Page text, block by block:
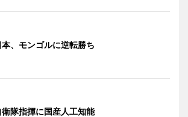
本、モンゴルに逆転勝ち
衛隊指揮に国産人工知能